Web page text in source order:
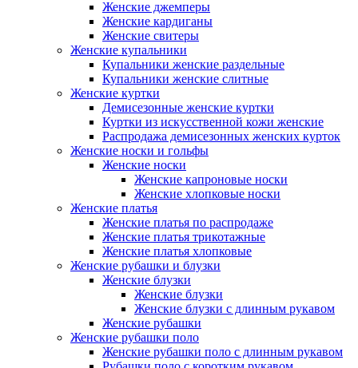
Женские джемперы
Женские кардиганы
Женские свитеры
Женские купальники
Купальники женские раздельные
Купальники женские слитные
Женские куртки
Демисезонные женские куртки
Куртки из искусственной кожи женские
Распродажа демисезонных женских курток
Женские носки и гольфы
Женские носки
Женские капроновые носки
Женские хлопковые носки
Женские платья
Женские платья по распродаже
Женские платья трикотажные
Женские платья хлопковые
Женские рубашки и блузки
Женские блузки
Женские блузки
Женские блузки с длинным рукавом
Женские рубашки
Женские рубашки поло
Женские рубашки поло с длинным рукавом